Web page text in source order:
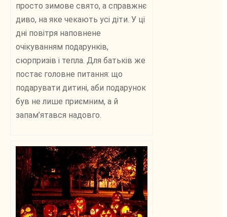
просто зимове свято, а справжнє
диво, на яке чекають усі діти. У ці
дні повітря наповнене
очікуванням подарунків,
сюрпризів і тепла. Для батьків же
постає головне питання: що
подарувати дитині, аби подарунок
був не лише приємним, а й
запам’ятався надовго.